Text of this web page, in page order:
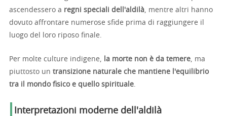
ascendessero a regni speciali dell'aldilà, mentre altri hanno
dovuto affrontare numerose sfide prima di raggiungere il
luogo del loro riposo finale.
Per molte culture indigene, la morte non è da temere, ma
piuttosto un transizione naturale che mantiene l'equilibrio
tra il mondo fisico e quello spirituale.
Interpretazioni moderne dell'aldilà